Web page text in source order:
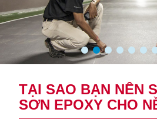
1 2 3 4 5 6 7
TẠI SAO BẠN NÊN
SƠN EPOXY CHO